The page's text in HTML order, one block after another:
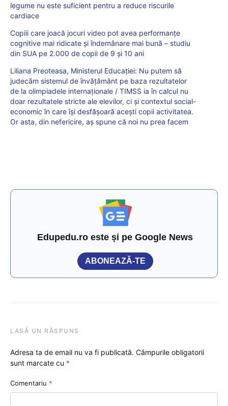
legume nu este suficient pentru a reduce riscurile
cardiace
Copiii care joacă jocuri video pot avea performanțe
cognitive mai ridicate și îndemânare mai bună – studiu
din SUA pe 2.000 de copii de 9 și 10 ani
Liliana Preoteasa, Ministerul Educației: Nu putem să
judecăm sistemul de învățământ pe baza rezultatelor
de la olimpiadele internaționale / TIMSS ia în calcul nu
doar rezultatele stricte ale elevilor, ci și contextul social-
economic în care își desfășoară acești copii activitatea.
Or asta, din nefericire, aș spune că noi nu prea facem
Edupedu.ro este și pe Google News
ABONEAZĂ-TE
LASĂ UN RĂSPUNS
Adresa ta de email nu va fi publicată. Câmpurile obligatorii
sunt marcate cu *
Comentariu *